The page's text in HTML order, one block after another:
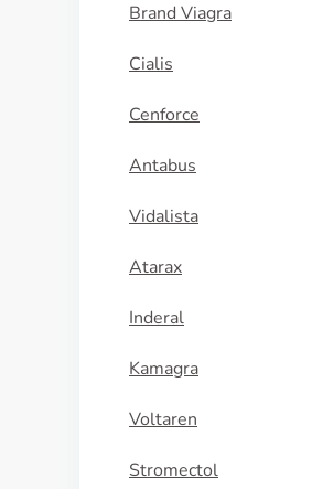
Brand Viagra
Cialis
Cenforce
Antabus
Vidalista
Atarax
Inderal
Kamagra
Voltaren
Stromectol